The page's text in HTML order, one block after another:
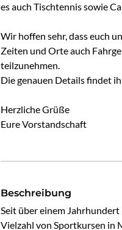
es auch Tischtennis sowie
Wir hoffen sehr, dass euch
Zeiten und Orte auch
teilzunehmen.
Die genauen Details findet
Herzliche Grüße
Eure Vorstandschaft
Beschreibung
Seit über einem
Vielzahl von Sportkursen in